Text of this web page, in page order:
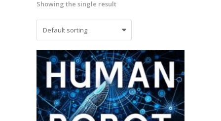
Showing the single result